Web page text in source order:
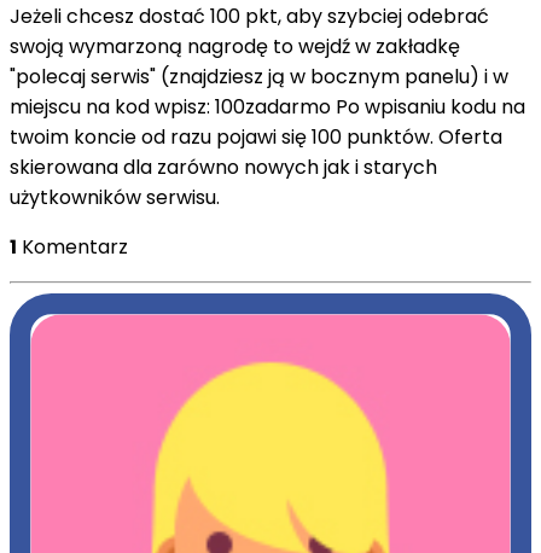
Jeżeli chcesz dostać 100 pkt, aby szybciej odebrać
swoją wymarzoną nagrodę to wejdź w zakładkę
"polecaj serwis" (znajdziesz ją w bocznym panelu) i w
miejscu na kod wpisz: 100zadarmo Po wpisaniu kodu na
twoim koncie od razu pojawi się 100 punktów. Oferta
skierowana dla zarówno nowych jak i starych
użytkowników serwisu.
1 Komentarz